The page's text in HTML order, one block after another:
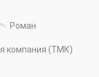
Роман
компания (ТМК)